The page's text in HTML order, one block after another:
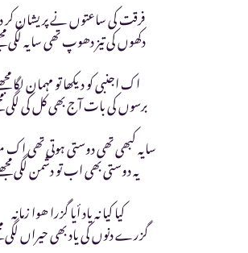
فرقت کی ساعتوں نے پریشان کر
دکھوں کی تیز دھوپ تھی سایہ لگی
اک اجنبی کو دیکھا تو مہمان لگا
برسوں کی بات آج بھی کل کی لگی
سایہ کبھی تھی دوستی ہوتی تھی
یہ دوستی بھی اب تو دشمن لگی
کیا کیا نہ یاد أیا گزرا ھوا زمانہ
گزرے دنوں کی یاد بھی حیراں لگی